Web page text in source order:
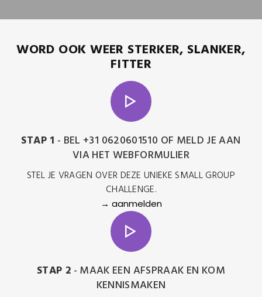
WORD OOK WEER STERKER, SLANKER,
FITTER
STAP 1 - BEL +31 0620601510 OF MELD JE AAN
VIA HET WEBFORMULIER
STEL JE VRAGEN OVER DEZE UNIEKE SMALL GROUP
CHALLENGE.
→ aanmelden
STAP 2 - MAAK EEN AFSPRAAK EN KOM
KENNISMAKEN